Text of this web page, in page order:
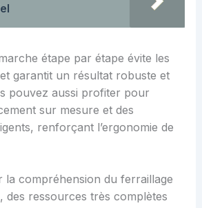
étape par étape évite les
garantit un résultat robuste et
pouvez aussi profiter pour
sur mesure et des
renforçant l’ergonomie de
compréhension du ferraillage
des ressources très complètes